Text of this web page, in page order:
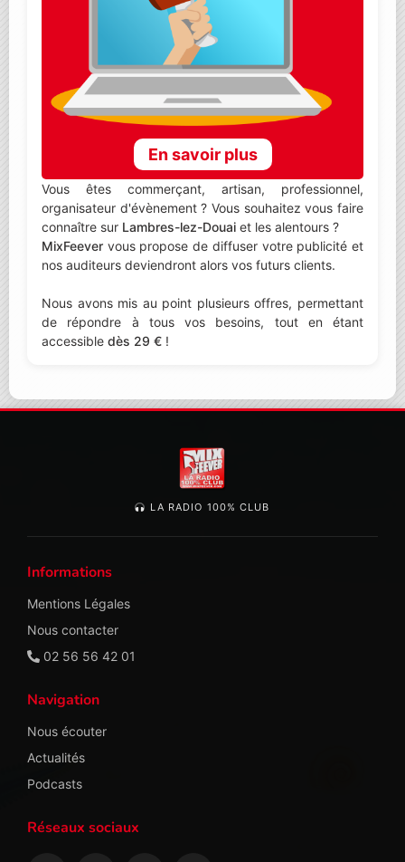
En savoir plus
Vous êtes commerçant, artisan, professionnel,
organisateur d'évènement ? Vous souhaitez vous faire
connaître sur Lambres-lez-Douai et les alentours ?
MixFeever vous propose de diffuser votre publicité et
nos auditeurs deviendront alors vos futurs clients.
Nous avons mis au point plusieurs offres, permettant
de répondre à tous vos besoins, tout en étant
accessible dès 29 € !
LA RADIO 100% CLUB
Informations
Mentions Légales
Nous contacter
02 56 56 42 01
Navigation
Nous écouter
Actualités
Podcasts
Réseaux sociaux